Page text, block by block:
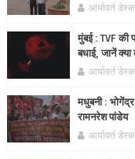
आर्यावर्त डेस्क
मुंबई : TVF की
बधाई, जानें क्या
आर्यावर्त डेस्क
मधुबनी :
रामनरेश पांडेय
आर्यावर्त डेस्क